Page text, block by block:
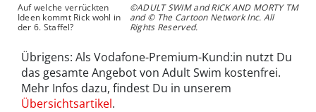
Auf welche verrückten
Ideen kommt Rick wohl in
der 6. Staffel?
©ADULT SWIM and RICK AND MORTY TM
and © The Cartoon Network Inc. All
Rights Reserved.
Übrigens: Als Vodafone-Premium-Kund:in nutzt Du
das gesamte Angebot von Adult Swim kostenfrei.
Mehr Infos dazu, findest Du in unserem
Übersichtsartikel.